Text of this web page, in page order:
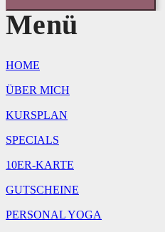
|
18:30
Menü
HOME
ÜBER MICH
KURSPLAN
SPECIALS
10ER-KARTE
GUTSCHEINE
PERSONAL YOGA